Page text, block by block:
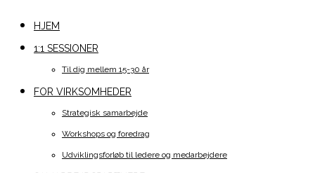
HJEM
1:1 SESSIONER
Til dig mellem 15-30 år
FOR VIRKSOMHEDER
Strategisk samarbejde
Workshops og foredrag
Udviklingsforløb til ledere og medarbejdere